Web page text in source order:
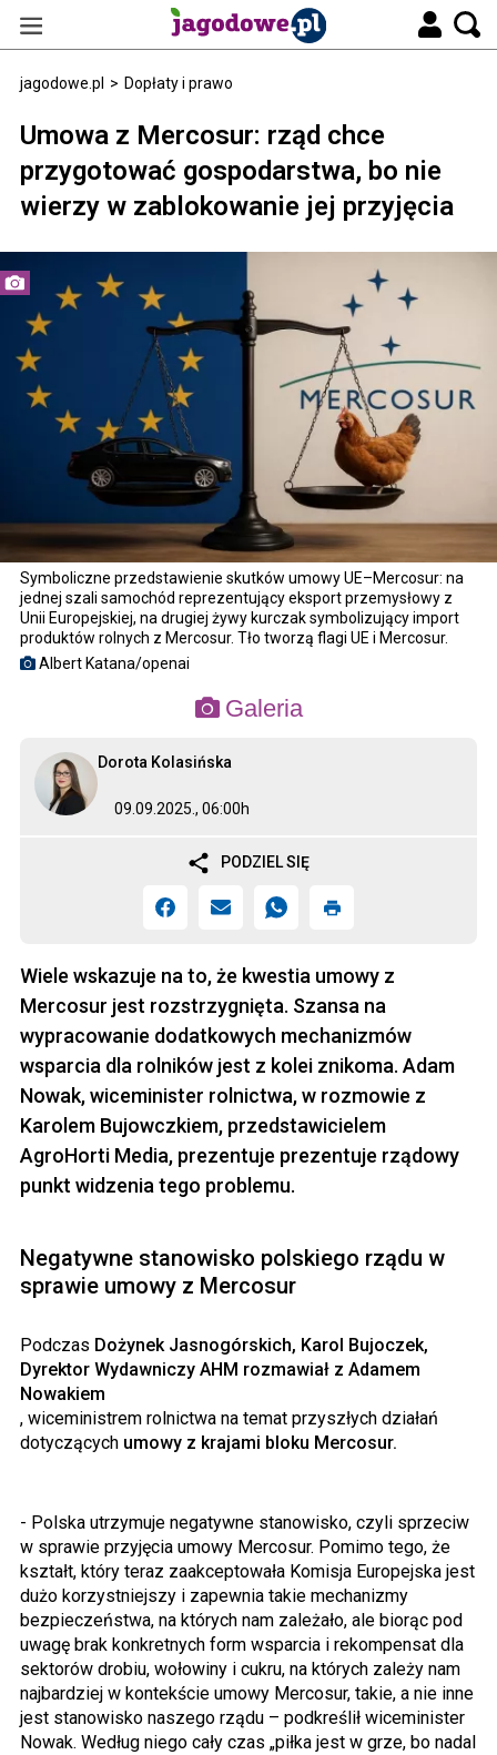
jagodowe.pl > Dopłaty i prawo
Symboliczne przedstawienie skutków umowy UE–Mercosur: na
jednej szali samochód reprezentujący eksport przemysłowy z
Unii Europejskiej, na drugiej żywy kurczak symbolizujący import
produktów rolnych z Mercosur. Tło tworzą flagi UE i Mercosur.
Albert Katana/openai
Umowa z Mercosur: rząd chce
przygotować gospodarstwa, bo nie
wierzy w zablokowanie jej przyjęcia
Galeria
09.09.2025., 06:00h
Dorota Kolasińska
PODZIEL SIĘ
Wiele wskazuje na to, że kwestia umowy z
Mercosur jest rozstrzygnięta. Szansa na
wypracowanie dodatkowych mechanizmów
wsparcia dla rolników jest z kolei znikoma. Adam
Nowak, wiceminister rolnictwa, w rozmowie z
Karolem Bujowczkiem, przedstawicielem
AgroHorti Media, prezentuje prezentuje rządowy
punkt widzenia tego problemu.
Negatywne stanowisko polskiego rządu w
sprawie umowy z Mercosur
Podczas Dożynek Jasnogórskich, Karol Bujoczek,
Dyrektor Wydawniczy AHM rozmawiał z Adamem
Nowakiem
, wiceministrem rolnictwa na temat przyszłych działań
dotyczących umowy z krajami bloku Mercosur.
- Polska utrzymuje negatywne stanowisko, czyli sprzeciw
w sprawie przyjęcia umowy Mercosur. Pomimo tego, że
kształt, który teraz zaakceptowała Komisja Europejska jest
dużo korzystniejszy i zapewnia takie mechanizmy
bezpieczeństwa, na których nam zależało, ale biorąc pod
uwagę brak konkretnych form wsparcia i rekompensat dla
sektorów drobiu, wołowiny i cukru, na których zależy nam
najbardziej w kontekście umowy Mercosur, takie, a nie inne
jest stanowisko naszego rządu – podkreślił wiceminister
Nowak. Według niego cały czas „piłka jest w grze, bo nadal